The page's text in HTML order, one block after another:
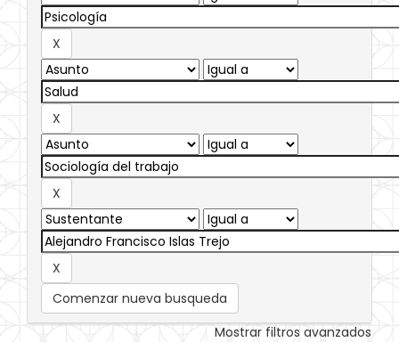
Comenzar nueva busqueda
Mostrar filtros avanzados